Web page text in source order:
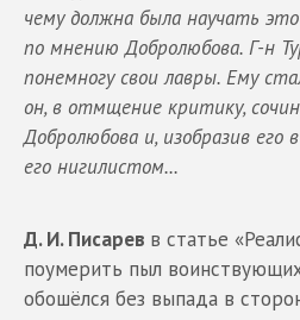
чему должна была научать
по мнению Добролюбова. Г-н
понемногу свои лавры. Ему
он, в отмщение критику,
Добролюбова и, изобразив его
его нигилистом...
Д. И. Писарев в статье
поумерить пыл
обошёлся без выпада в